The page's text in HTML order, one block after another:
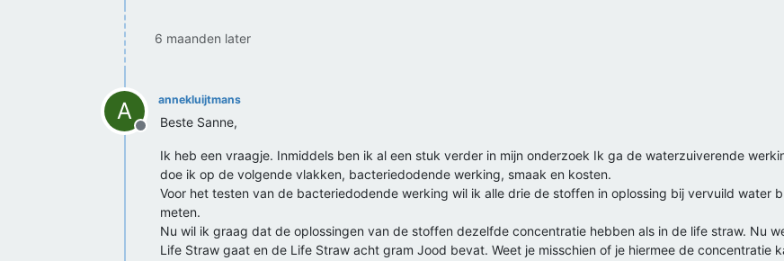
6 maanden later
A
Offline
annekluijtmans
Beste Sanne,
Ik heb een vraagje. Inmiddels ben ik al een stuk verder in mijn onderzoek Ik ga de waterzuiverende
doe ik op de volgende vlakken, bacteriedodende werking, smaak en kosten.
Voor het testen van de bacteriedodende werking wil ik alle drie de stoffen in oplossing bij vervuild water
meten.
Nu wil ik graag dat de oplossingen van de stoffen dezelfde concentratie hebben als in de life straw. Nu
Life Straw gaat en de Life Straw acht gram Jood bevat. Weet je misschien of je hiermee de concentratie